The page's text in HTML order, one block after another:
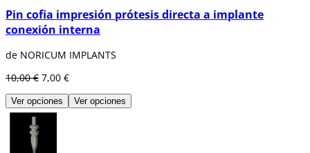
Pin cofia impresión prótesis directa a implante
conexión interna
de NORICUM IMPLANTS
10,00 € 7,00 €
Ver opciones Ver opciones